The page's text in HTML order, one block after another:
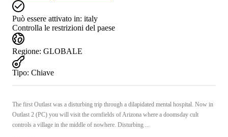
Può essere attivato in: italy
Controlla le restrizioni del paese
Regione: GLOBALE
Tipo: Chiave
The first Outlast was a disturbing trip through a dilapidated mental hospital. Now in
Outlast 2 (PC) you will visit the cornfields of Arizona where a doomsday cult
controls a village in the middle of nowhere. Disturbing ...